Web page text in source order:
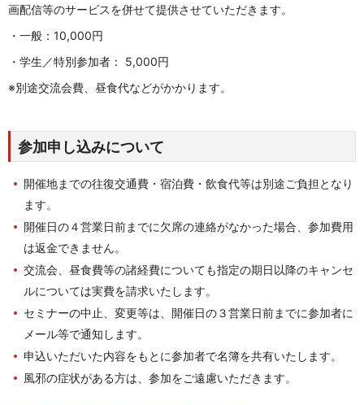
画配信等のサービスを併せて提供させていただきます。
・一般：10,000円
・学生／特別参加者： 5,000円
※別途交流会費、昼食代などがかかります。
参加申し込みについて
開催地までの往復交通費・宿泊費・飲食代等は別途ご負担となり
ます。
開催日の４営業日前までに欠席の連絡がなかった場合、参加費用
は返金できません。
交流会、昼食費等の諸経費についても指定の期日以降のキャンセ
ルについては実費を請求いたします。
セミナーの中止、変更等は、開催日の３営業日前までに参加者に
メール等で通知します。
申込いただいた内容をもとに参加者で名簿を共有いたします。
風邪の症状がある方は、参加をご遠慮いただきます。